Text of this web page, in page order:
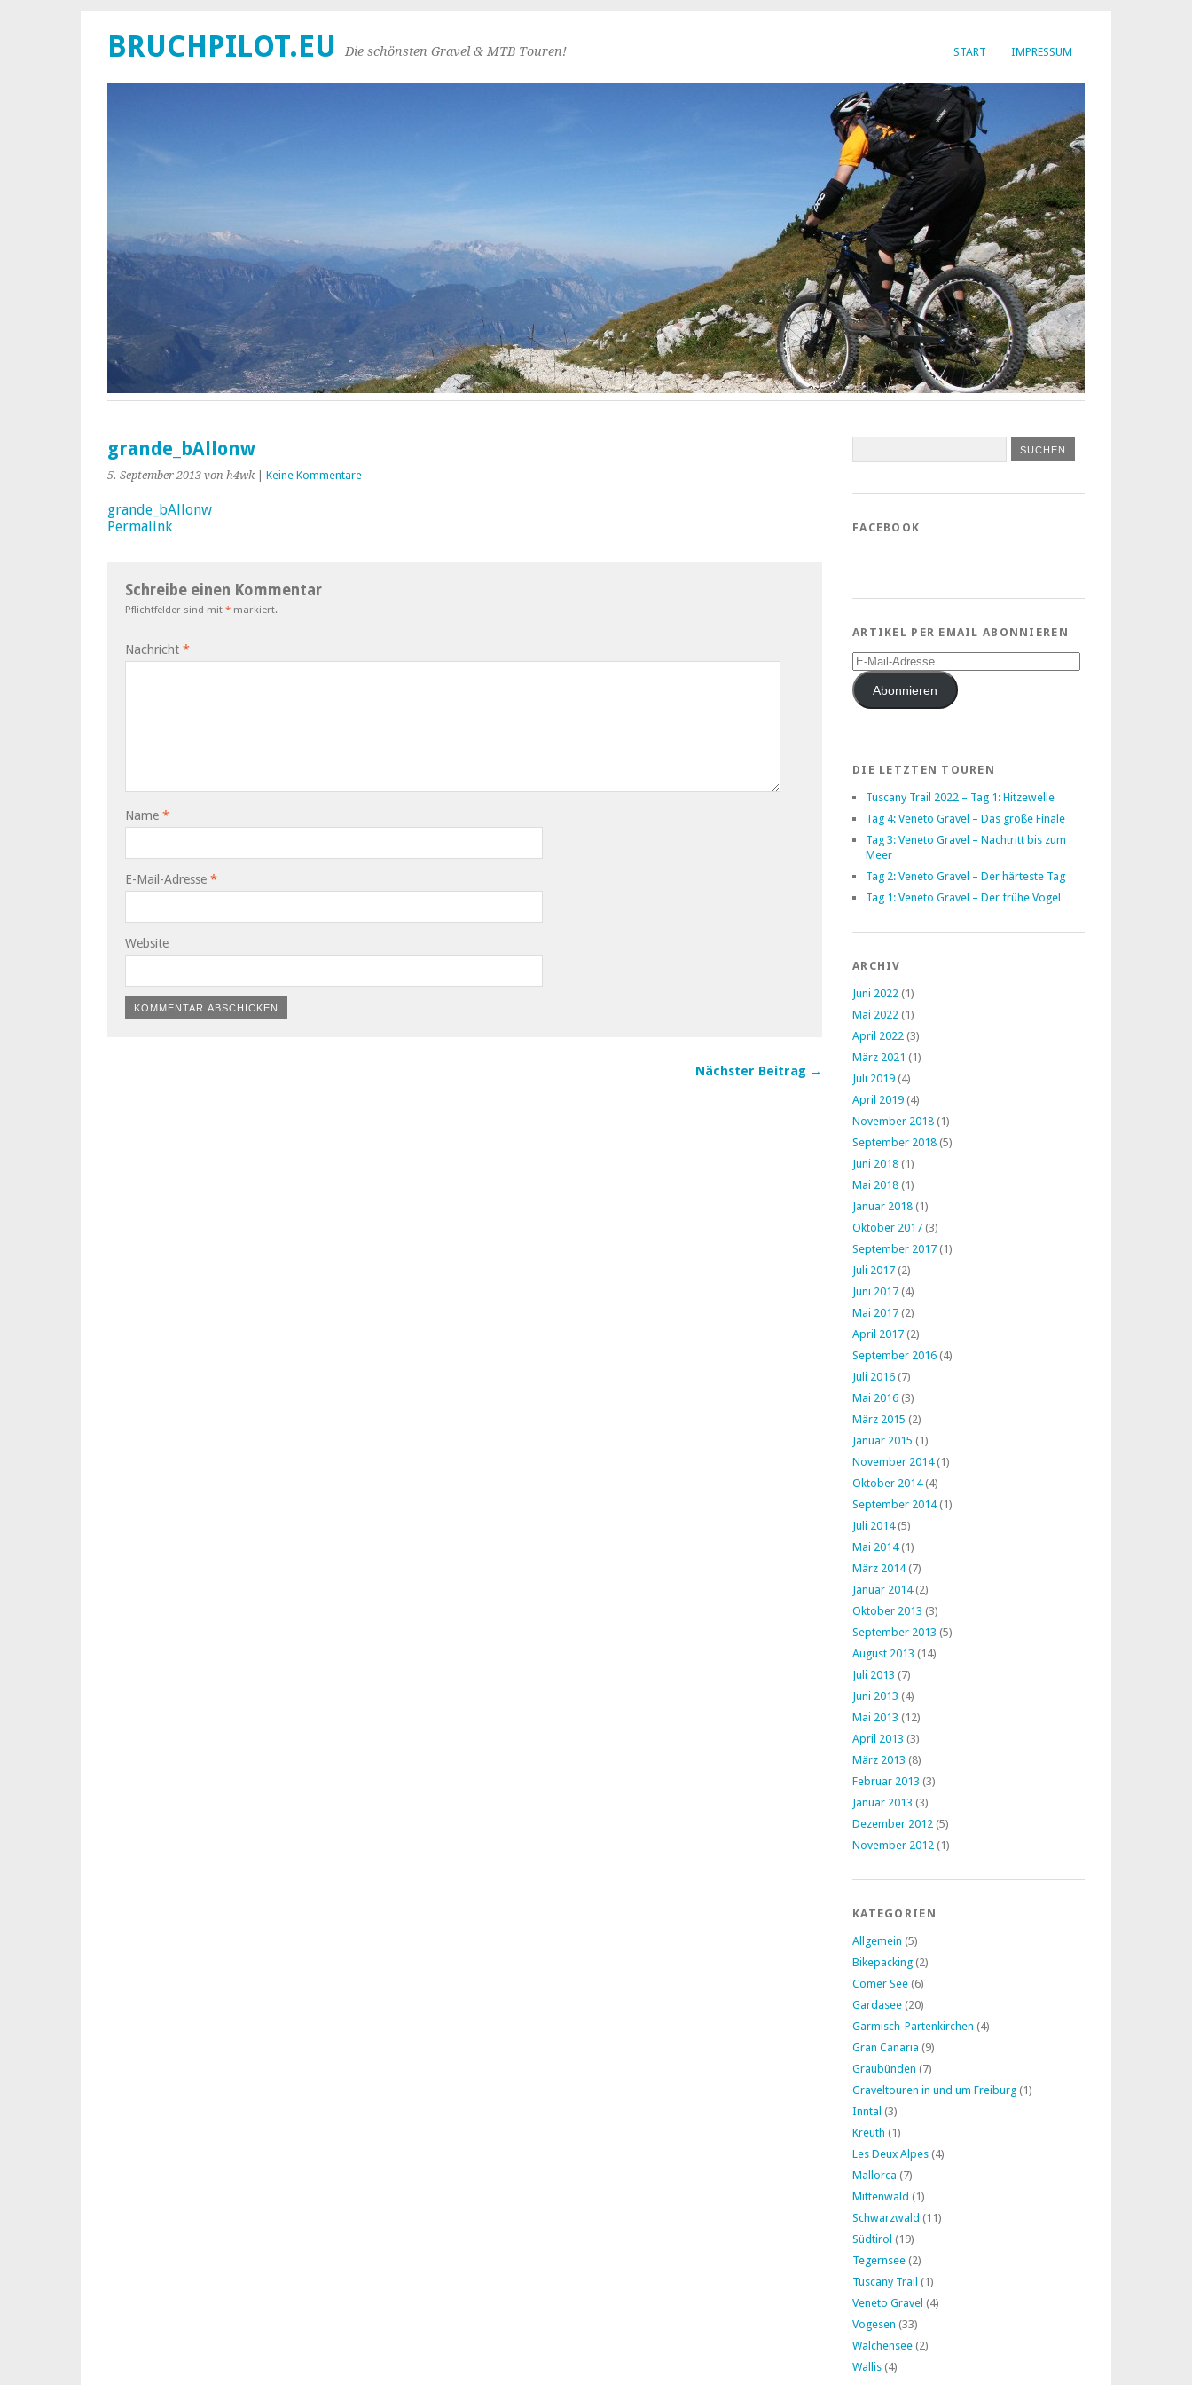
START IMPRESSUM
BRUCHPILOT.EU Die schönsten Gravel & MTB Touren!
grande_bAllonw
5. September 2013 von h4wk| Keine Kommentare
grande_bAllonw
Permalink
Schreibe einen Kommentar
Pflichtfelder sind mit * markiert.
Nachricht *
Name *
E-Mail-Adresse *
Website
Nächster Beitrag →
FACEBOOK
ARTIKEL PER EMAIL ABONNIEREN
E-
Mail-
AdresseAbonnieren
DIE LETZTEN TOUREN
Tuscany Trail 2022 – Tag 1: Hitzewelle
Tag 4: Veneto Gravel – Das große Finale
Tag 3: Veneto Gravel – Nachtritt bis zum
Meer
Tag 2: Veneto Gravel – Der härteste Tag
Tag 1: Veneto Gravel – Der frühe Vogel…
ARCHIV
Juni 2022 (1)
Mai 2022 (1)
April 2022 (3)
März 2021 (1)
Juli 2019 (4)
April 2019 (4)
November 2018 (1)
September 2018 (5)
Juni 2018 (1)
Mai 2018 (1)
Januar 2018 (1)
Oktober 2017 (3)
September 2017 (1)
Juli 2017 (2)
Juni 2017 (4)
Mai 2017 (2)
April 2017 (2)
September 2016 (4)
Juli 2016 (7)
Mai 2016 (3)
März 2015 (2)
Januar 2015 (1)
November 2014(1)
Oktober 2014(4)
September 2014(1)
Juli 2014(5)
Mai 2014(1)
März 2014(7)
Januar 2014(2)
Oktober 2013 (3)
September 2013 (5)
August 2013 (14)
Juli 2013 (7)
Juni 2013 (4)
Mai 2013 (12)
April 2013 (3)
März 2013 (8)
Februar 2013 (3)
Januar 2013 (3)
Dezember 2012 (5)
November 2012 (1)
KATEGORIEN
Allgemein (5)
Bikepacking (2)
Comer See (6)
Gardasee (20)
Garmisch-Partenkirchen (4)
Gran Canaria (9)
Graubünden (7)
Graveltouren in und um Freiburg (1)
Inntal (3)
Kreuth (1)
Les Deux Alpes (4)
Mallorca (7)
Mittenwald (1)
Schwarzwald (11)
Südtirol (19)
Tegernsee (2)
Tuscany Trail (1)
Veneto Gravel (4)
Vogesen (33)
Walchensee (2)
Wallis (4)